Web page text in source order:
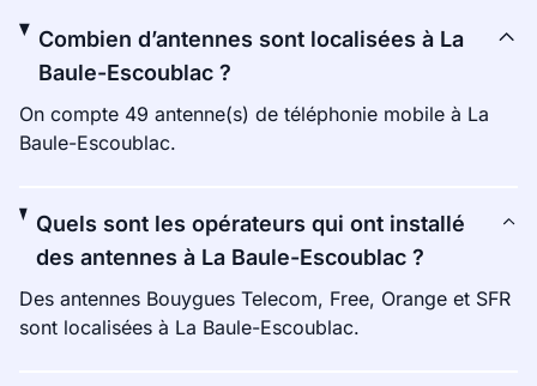
Combien d’antennes sont localisées à La
Baule-Escoublac ?
On compte 49 antenne(s) de téléphonie mobile à La
Baule-Escoublac.
Quels sont les opérateurs qui ont installé
des antennes à La Baule-Escoublac ?
Des antennes Bouygues Telecom, Free, Orange et SFR
sont localisées à La Baule-Escoublac.